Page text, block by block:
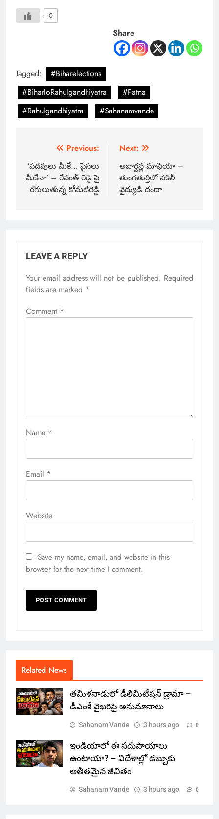
0
Share
Tagged:
#Biharelections
#BiharloRahulgandhiyatra
#Patna
#Rahulgandhiyatra
#Sahanamvande
Previous:
‘పదవులు మీకే… పైసలు
మీకేనా’ – రేవంత్‌ రెడ్డి పై
రగులుతున్న కోమటిరెడ్డి
Next:
అబార్షన్ల మాఫియా –
తుంగతుర్తిలో నకిలీ
వైద్యుడి దందా
LEAVE A REPLY
Your email address will not be published. Required
fields are marked *
Comment *
Name *
Email *
Website
Save my name, email, and website in this
browser for the next time I comment.
Related News
తమిళనాడులో డీలిమిటేషన్ డ్రామా –
డీఎంకే వైఖరిపై అనుమానాలు
Sahanam Vande 3 hours ago 0
ఇండియాలో‌ ఈ సదుపాయాలు
ఉంటాయా? – విదేశాల్లో డబ్బుకు
అతీతమైన జీవితం
Sahanam Vande 3 hours ago 0